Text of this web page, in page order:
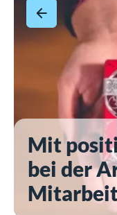
Mit
bei der